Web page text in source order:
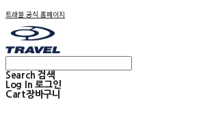
트래블 공식 홈페이지
Search 검색
Log In 로그인
Cart장바구니